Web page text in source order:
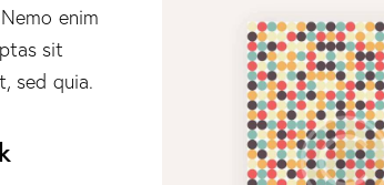
enim
sit
sed quia.